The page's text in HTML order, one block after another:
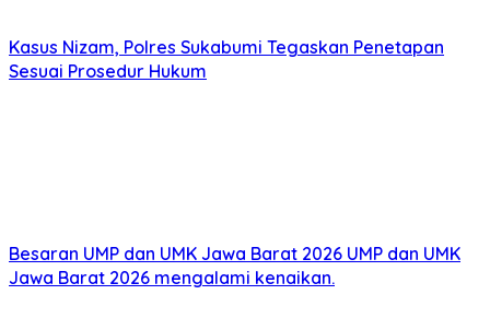
Kasus Nizam, Polres Sukabumi Tegaskan Penetapan
Sesuai Prosedur Hukum
Besaran UMP dan UMK Jawa Barat 2026 UMP dan UMK
Jawa Barat 2026 mengalami kenaikan.